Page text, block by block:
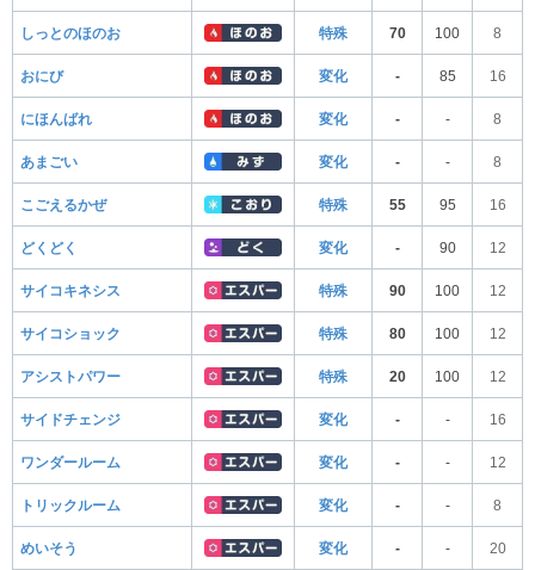
しっとのほのお 特殊 70 100 8
おにび 変化 - 85 16
にほんばれ 変化 - - 8
あまごい 変化 - - 8
こごえるかぜ 特殊 55 95 16
どくどく 変化 - 90 12
サイコキネシス 特殊 90 100 12
サイコショック 特殊 80 100 12
アシストパワー 特殊 20 100 12
サイドチェンジ 変化 - - 16
ワンダールーム 変化 - - 12
トリックルーム 変化 - - 8
めいそう 変化 - - 20